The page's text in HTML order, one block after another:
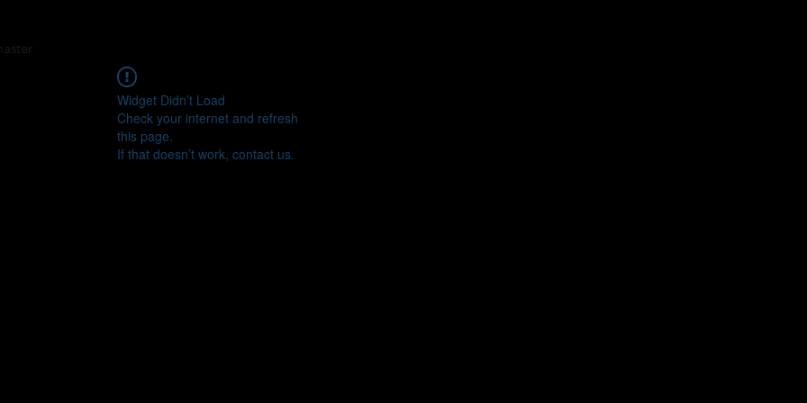
Widget Didn’t Load
Check your internet and refresh
this page.
If that doesn’t work, contact us.